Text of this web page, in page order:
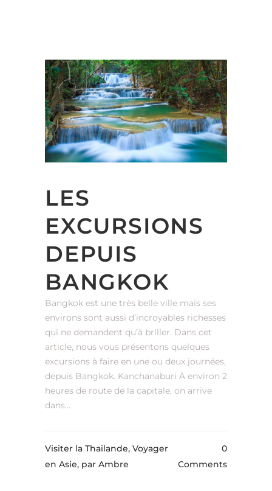
LES
EXCURSIONS
DEPUIS
BANGKOK
Bangkok est une très belle ville mais ses
environs sont aussi d’incroyables richesses
qui ne demandent qu’à briller. Dans cet
article, nous vous présentons quelques
excursions à faire en une ou deux journées,
depuis Bangkok. Kanchanaburi À environ 2
heures de route de la capitale, on arrive
dans...
Visiter la Thailande, Voyager
en Asie, par Ambre
0
Comments